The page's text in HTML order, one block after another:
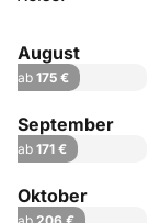
August
ab 175 €
September
ab 171 €
Oktober
ab 206 €